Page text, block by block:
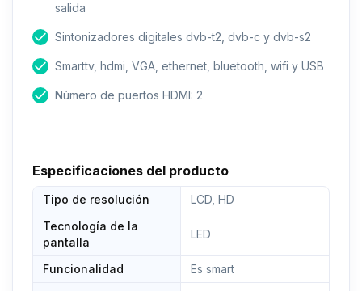
salida
Sintonizadores digitales dvb-t2, dvb-c y dvb-s2
Smarttv, hdmi, VGA, ethernet, bluetooth, wifi y USB
Número de puertos HDMI: 2
Especificaciones del producto
Tipo de resolución
LCD, HD
Tecnología de la
pantalla
LED
Funcionalidad
Es smart